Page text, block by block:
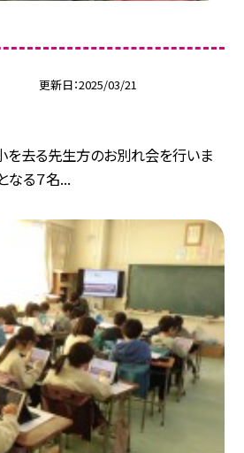
更新日 2025/03/21
去る先生方のお別れ会を行いま
なる７名...